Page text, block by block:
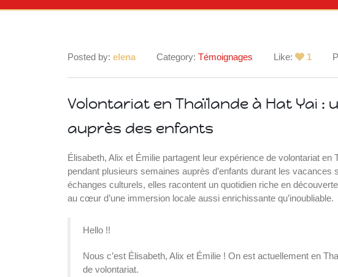
Posted by:elena Category:Témoignages Like: 1
Volontariat en Thaïlande à Hat Yai :
auprès des enfants
Élisabeth, Alix et Émilie partagent leur expérience de volontariat en
pendant plusieurs semaines auprès d’enfants durant les
échanges culturels, elles racontent un quotidien riche en
au cœur d’une immersion locale aussi enrichissante qu’inoubliable.
Hello !!
Nous c’est Élisabeth, Alix et Émilie ! On est actuellement en
de volontariat.